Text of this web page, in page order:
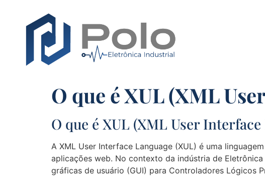
O que é XUL (XML
O que é XUL (XML User Interface
A XML User Interface Language (XUL) é uma
aplicações web. No contexto da indústria de
gráficas de usuário (GUI) para Controladores Lógicos